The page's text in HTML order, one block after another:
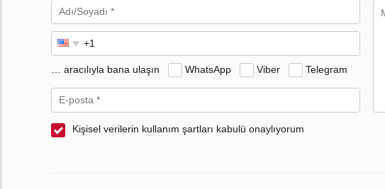
… aracılıyla bana ulaşın WhatsApp Viber Telegram
Kişisel verilerin kullanım şartları kabulü onaylıyorum